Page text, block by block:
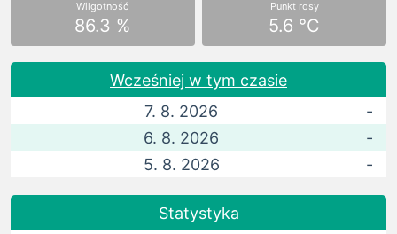
Wilgotność
86.3 %
Punkt rosy
5.6 °C
Wcześniej w tym czasie
7. 8. 2026
-
6. 8. 2026
-
5. 8. 2026
-
Statystyka